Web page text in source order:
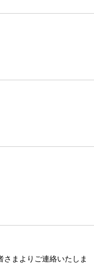
まよりご連絡いたしま